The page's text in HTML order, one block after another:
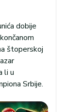
dobije
štoperskoj
li u
Srbije.